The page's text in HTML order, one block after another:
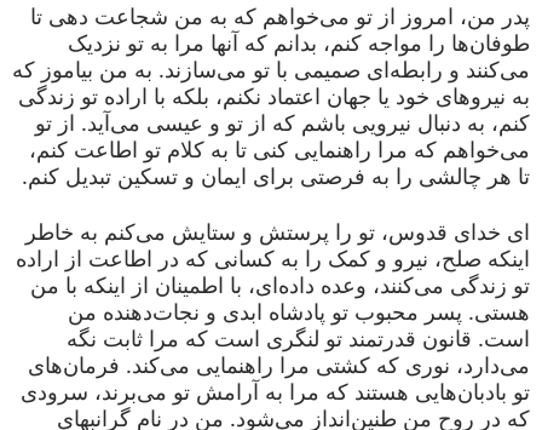
پدر من، امروز از تو می‌خواهم که به من شجاعت دهی تا
طوفان‌ها را مواجه کنم، بدانم که آنها مرا به تو نزدیک
می‌کنند و رابطه‌ای صمیمی با تو می‌سازند. به من بیاموز که
به نیروهای خود یا جهان اعتماد نکنم، بلکه با اراده تو زندگی
کنم، به دنبال نیرویی باشم که از تو و عیسی می‌آید. از تو
می‌خواهم که مرا راهنمایی کنی تا به کلام تو اطاعت کنم،
تا هر چالشی را به فرصتی برای ایمان و تسکین تبدیل کنم.
ای خدای قدوس، تو را پرستش و ستایش می‌کنم به خاطر
اینکه صلح، نیرو و کمک را به کسانی که در اطاعت از اراده
تو زندگی می‌کنند، وعده داده‌ای، با اطمینان از اینکه با من
هستی. پسر محبوب تو پادشاه ابدی و نجات‌دهنده من
است. قانون قدرتمند تو لنگری است که مرا ثابت نگه
می‌دارد، نوری که کشتی مرا راهنمایی می‌کند. فرمان‌های
تو بادبان‌هایی هستند که مرا به آرامش تو می‌برند، سرودی
که در روح من طنین‌انداز می‌شود. من در نام گرانبهای